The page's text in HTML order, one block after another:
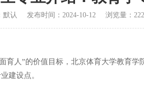
默认 发布时间： 2024-10-12 浏览量：
育人”的价值目标，北京体育大学教育
建设点。